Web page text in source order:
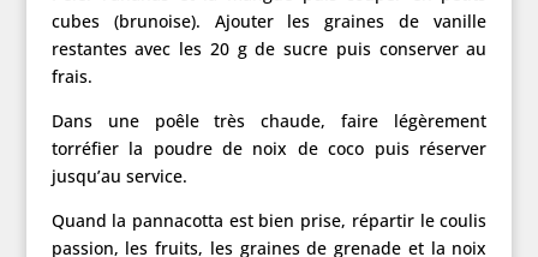
cubes (brunoise). Ajouter les graines de vanille
restantes avec les 20 g de sucre puis conserver au
frais.
Dans une poêle très chaude, faire légèrement
torréfier la poudre de noix de coco puis réserver
jusqu’au service.
Quand la pannacotta est bien prise, répartir le coulis
passion, les fruits, les graines de grenade et la noix